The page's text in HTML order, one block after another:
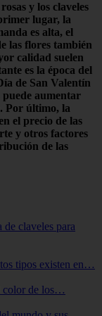
y los claveles
lugar, la
es alta, el
las flores también
calidad suelen
es la época del
de San Valentín
puede aumentar
Por último, la
el precio de las
y otros factores
de las
de claveles para
tipos existen en…
color de los…